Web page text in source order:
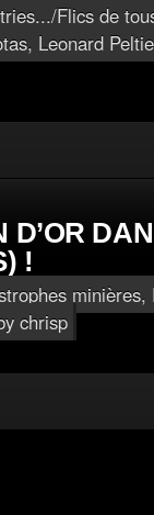
Flics de
, Leonard
D’OR
!
minières,
chrisp